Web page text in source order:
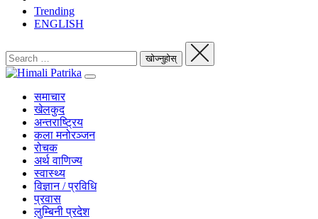
Trending
ENGLISH
समाचार
खेलकुद
अन्तराष्ट्रिय
कला मनोरञ्जन
रोचक
अर्थ वाणिज्य
स्वास्थ्य
विज्ञान / प्रविधि
प्रवास
लुम्बिनी प्रदेश